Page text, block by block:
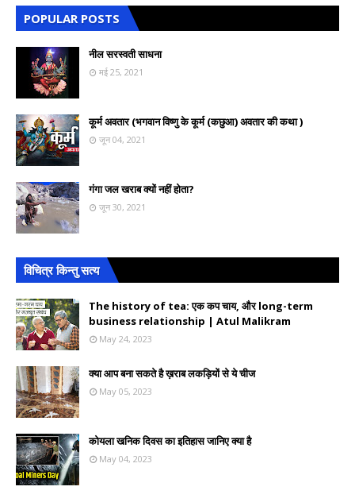
POPULAR POSTS
नील सरस्वती साधना
मई 25, 2021
कूर्म अवतार (भगवान विष्णु के कूर्म (कछुआ) अवतार की कथा )
जून 04, 2021
गंगा जल खराब क्यों नहीं होता?
जून 30, 2021
विचित्र किन्तु सत्य
The history of tea: एक कप चाय, और long-term
business relationship | Atul Malikram
May 24, 2023
क्या आप बना सकते है ख़राब लकड़ियों से ये चीज
May 05, 2023
कोयला खनिक दिवस का इतिहास जानिए क्या है
May 04, 2023